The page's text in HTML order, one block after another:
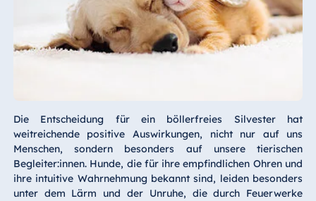
Die Entscheidung für ein böllerfreies Silvester hat
weitreichende positive Auswirkungen, nicht nur auf uns
Menschen, sondern besonders auf unsere tierischen
Begleiter:innen. Hunde, die für ihre empfindlichen Ohren und
ihre intuitive Wahrnehmung bekannt sind, leiden besonders
unter dem Lärm und der Unruhe, die durch Feuerwerke